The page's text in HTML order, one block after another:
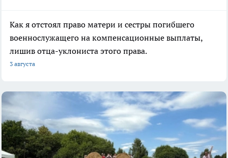
Как я отстоял право матери и сестры погибшего
военнослужащего на компенсационные выплаты,
лишив отца-уклониста этого права.
3 августа